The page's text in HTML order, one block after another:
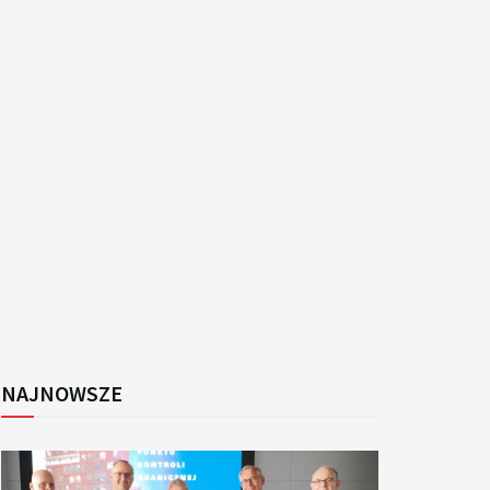
NAJNOWSZE